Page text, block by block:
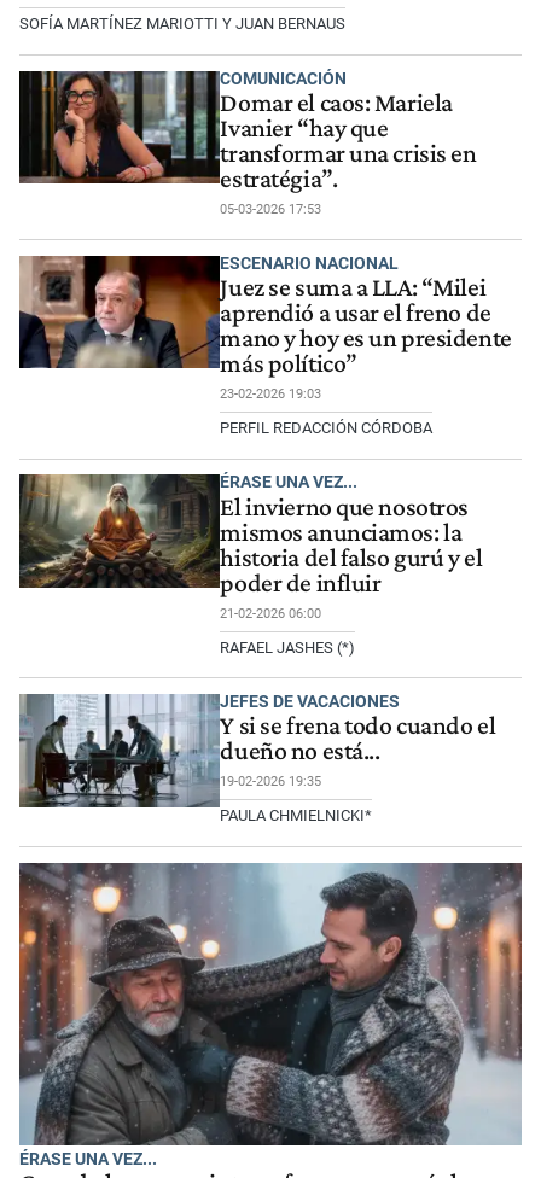
SOFÍA MARTÍNEZ MARIOTTI Y JUAN BERNAUS
COMUNICACIÓN
Domar el caos: Mariela
Ivanier “hay que
transformar una crisis en
estratégia”.
05-03-2026 17:53
ESCENARIO NACIONAL
Juez se suma a LLA: “Milei
aprendió a usar el freno de
mano y hoy es un presidente
más político”
23-02-2026 19:03
PERFIL REDACCIÓN CÓRDOBA
ÉRASE UNA VEZ...
El invierno que nosotros
mismos anunciamos: la
historia del falso gurú y el
poder de influir
21-02-2026 06:00
RAFAEL JASHES (*)
JEFES DE VACACIONES
Y si se frena todo cuando el
dueño no está...
19-02-2026 19:35
PAULA CHMIELNICKI*
ÉRASE UNA VEZ...